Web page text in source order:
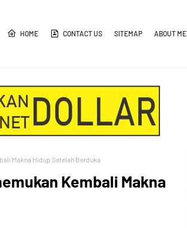
HOME CONTACT US SITEMAP ABOUT ME
Makna Hidup Setelah Berduka
Kembali Makna